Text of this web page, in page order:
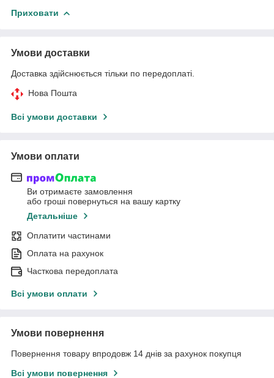
Приховати
Умови доставки
Доставка здійснюється тільки по передоплаті.
Нова Пошта
Всі умови доставки
Умови оплати
Ви отримаєте замовлення
або гроші повернуться на вашу картку
Детальніше
Оплатити частинами
Оплата на рахунок
Часткова передоплата
Всі умови оплати
Умови повернення
Повернення товару впродовж 14 днів за рахунок покупця
Всі умови повернення